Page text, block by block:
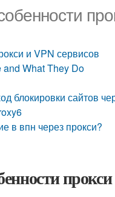
и VPN сервисов
What They Do
блокировки сайтов
в впн через прокси?